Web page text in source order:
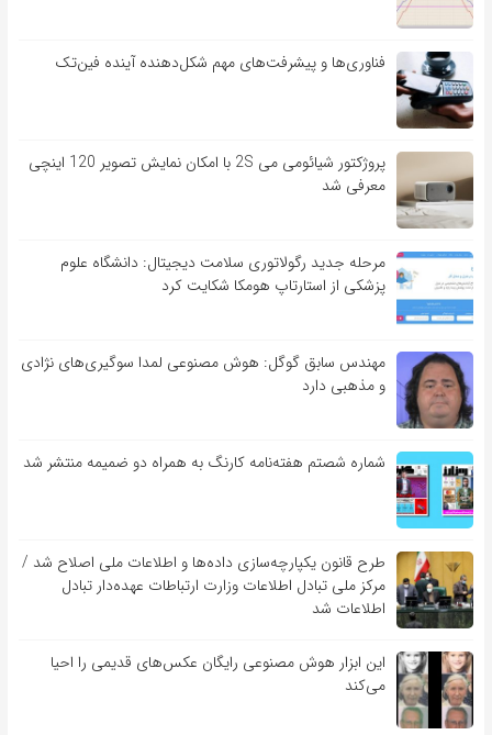
فناوری‌ها و پیشرفت‌های مهم شکل‌دهنده آینده فین‌تک
پروژکتور شیائومی می 2S با امکان نمایش تصویر 120 اینچی
معرفی شد
مرحله جدید رگولاتوری سلامت دیجیتال: دانشگاه علوم
پزشکی از استارتاپ هومکا شکایت کرد
مهندس سابق گوگل: هوش مصنوعی لمدا سوگیری‌های نژادی
و مذهبی دارد
شماره شصتم هفته‌نامه کارنگ به همراه دو ضمیمه منتشر شد
طرح قانون یکپارچه‌سازی داده‌ها و اطلاعات ملی اصلاح شد /
مرکز ملی تبادل اطلاعات وزارت ارتباطات عهده‌دار تبادل
اطلاعات شد
این ابزار هوش مصنوعی رایگان عکس‌های قدیمی را احیا
می‌کند